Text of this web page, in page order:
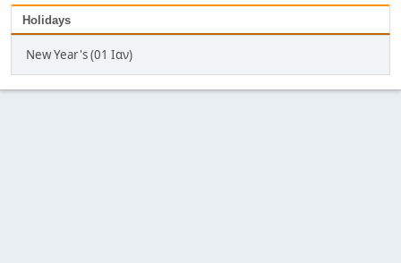
Holidays
New Year's (01 Ιαν)